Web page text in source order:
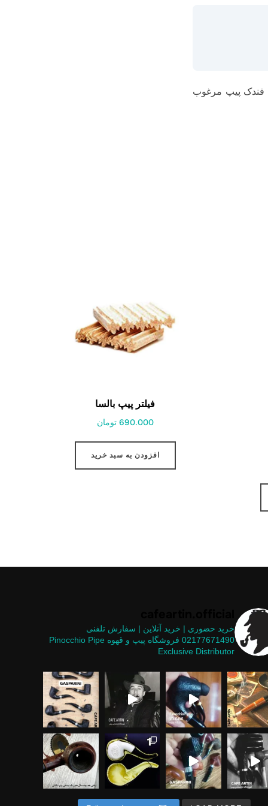
فندک پیپ مرغوب
فیلتر پیپ بالسا
690.000 تومان
افزودن به سبد خرید
خرید حضوری | خرید آنلاین | سفارش تلفنی
02177671490 فروشگاه پیپ و قهوه Pinocchio Pipe
Exclusive Distributor
های موج
نشین یه دوستی می‌گفت هم
پول خوب نیست .... وقتی معنای کلمات هم
در
ها برای ساخت پیپ
انجام کاری را بلد نیستید، اشکالی ندار